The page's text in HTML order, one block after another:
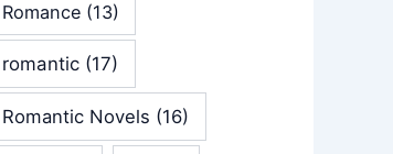
Romance(13)
romantic (17)
Romantic Novels (16)